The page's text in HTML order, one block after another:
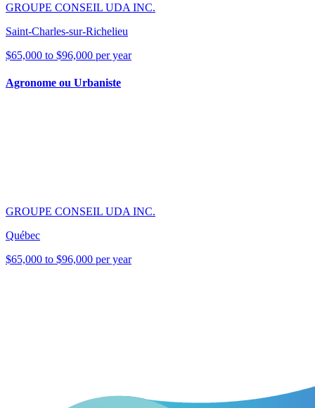
GROUPE CONSEIL UDA INC.
Saint-Charles-sur-Richelieu
$65,000 to $96,000 per year
Agronome ou Urbaniste
GROUPE CONSEIL UDA INC.
Québec
$65,000 to $96,000 per year